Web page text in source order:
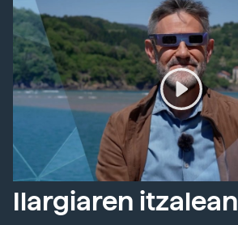
Ilargiaren itzalean